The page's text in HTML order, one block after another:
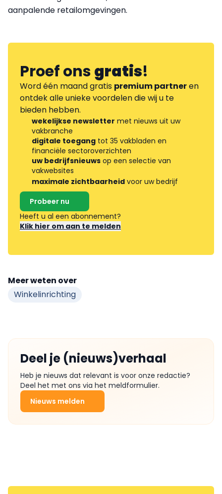
aanpalende retailomgevingen.
Proef onsgratis!
Word één maand gratis premium partneren
ontdek alle unieke voordelen die wij u te
bieden hebben.
wekelijkse newsletter met nieuws uit uw
vakbranche
digitale toegang tot 35 vakbladen en
financiële sectoroverzichten
uw bedrijfsnieuws op een selectie van
vakwebsites
maximale zichtbaarheid voor uw bedrijf
Probeer nu
Heeft u al een abonnement?
Klik hier om aan te melden
Meer weten over
Winkelinrichting
Deel je (nieuws)verhaal
Heb je nieuws dat relevant is voor onze redactie?
Deel het met ons via het meldformulier.
Nieuws melden